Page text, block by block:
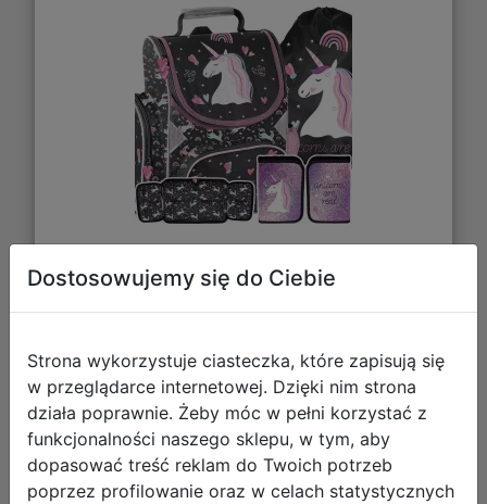
144,54 zł
Galeria zdjęć
Dostosowujemy się do Ciebie
Strona wykorzystuje ciasteczka, które zapisują się
w przeglądarce internetowej. Dzięki nim strona
działa poprawnie. Żeby móc w pełni korzystać z
funkcjonalności naszego sklepu, w tym, aby
dopasować treść reklam do Twoich potrzeb
poprzez profilowanie oraz w celach statystycznych